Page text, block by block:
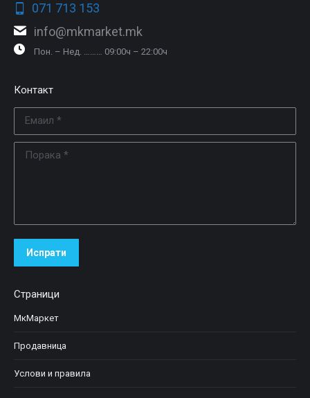
071 713 153
info@mkmarket.mk
Пон. – Нед. ……… 09:00ч – 22:00ч
Контакт
Испрати
Страници
МкМаркет
Продавница
Услови и правила